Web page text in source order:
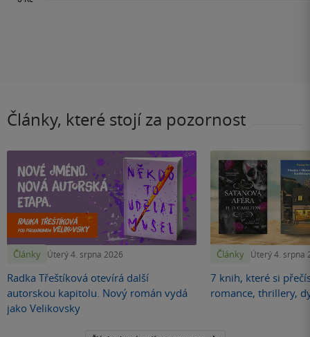
Články, které stojí za pozornost
Články Úterý 4. srpna 2026
Radka Třeštíková otevírá další
autorskou kapitolu. Nový román vydá
jako Velikovsky
Články Úterý 4. srpna
7 knih, které si
romance, thrillery,